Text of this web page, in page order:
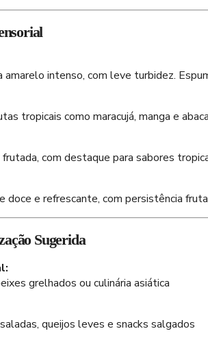
amarelo intenso, com leve turbidez.
tropicais como maracujá, manga e
com destaque para sabores
doce e refrescante, com persistência
Sugerida
grelhados ou culinária asiática
queijos leves e snacks salgados